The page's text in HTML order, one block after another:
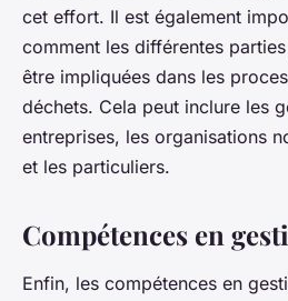
cet effort. Il est également
comment les différentes
être impliquées dans les
déchets. Cela peut inclure les
entreprises, les organisations
et les particuliers.
Compétences en
Enfin, les compétences en